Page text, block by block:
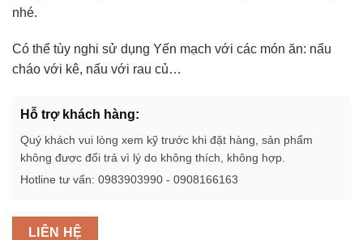
nhé.
Có thể tùy nghi sử dụng Yến mạch với các món ăn: nấu
cháo với kê, nấu với rau củ…
Hỗ trợ khách hàng:
Quý khách vui lòng xem kỹ trước khi đặt hàng, sản phẩm
không được đổi trả vì lý do không thích, không hợp.
Hotline tư vấn: 0983903990 - 0908166163
LIÊN HỆ